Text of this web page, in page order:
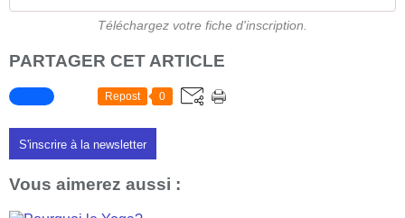
Téléchargez votre fiche d'inscription.
PARTAGER CET ARTICLE
Repost 0
S'inscrire à la newsletter
Vous aimerez aussi :